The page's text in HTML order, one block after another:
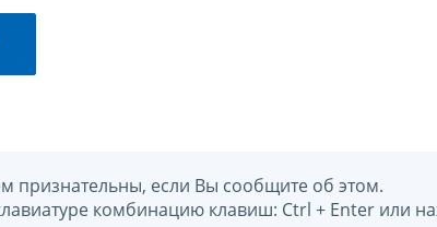
признательны, если Вы сообщите об этом.
комбинацию клавиш: Ctrl + Enter или